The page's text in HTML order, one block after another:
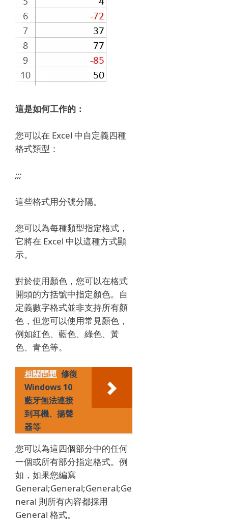
這是如何工作的：
您可以在 Excel 中自定義四種
格式類型：
;;;
這些格式用分號分隔。
您可以為每種類型指定格式，
它將在 Excel 中以這種方式顯
示。
對於使用顏色，您可以在格式
開頭的方括號中指定顏色。 自
定義數字格式並非支持所有顏
色，但您可以使用常見顏色，
例如紅色、藍色、綠色、黃
色、青色等。
相關問題 修復
Windows 10
藍牙無法連接
到耳機、揚聲
器等
您可以為這四個部分中的任何
一個或所有部分指定格式。 例
如，如果您編寫
General;General;General;Ge
neral 則所有內容都採用
General 格式。